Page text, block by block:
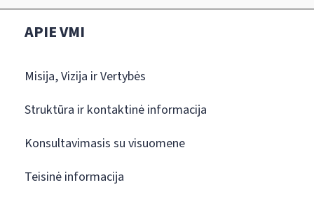
APIE VMI
Misija, Vizija ir Vertybės
Struktūra ir kontaktinė informacija
Konsultavimasis su visuomene
Teisinė informacija